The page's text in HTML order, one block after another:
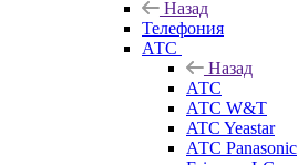
Назад
Телефония
АТС
Назад
АТС
АТС W&T
ATC Yeastar
АТС Panasonic